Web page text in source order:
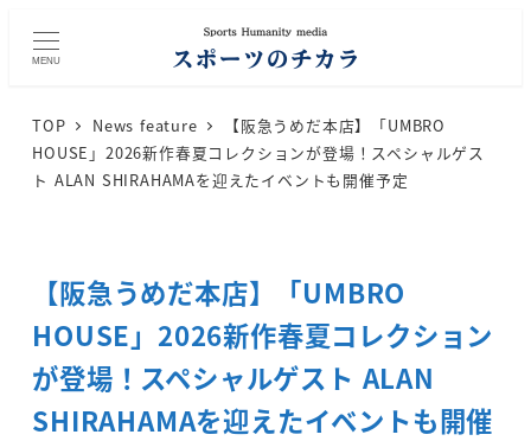
MENU
TOP News feature
【阪急うめだ本店】「UMBRO
HOUSE」2026新作春夏コレクションが登場！スペシャルゲス
ト ALAN SHIRAHAMAを迎えたイベントも開催予定
【阪急うめだ本店】「UMBRO
HOUSE」2026新作春夏コレクション
が登場！スペシャルゲスト ALAN
SHIRAHAMAを迎えたイベントも開催